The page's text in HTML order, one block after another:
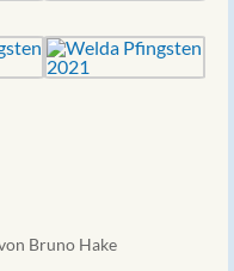
Bruno Hake